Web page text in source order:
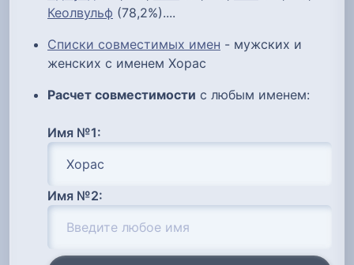
Кеолвульф (78,2%)....
Списки совместимых имен - мужских и
женских с именем Хорас
Расчет совместимости с любым именем:
Имя №1:
Имя №2: